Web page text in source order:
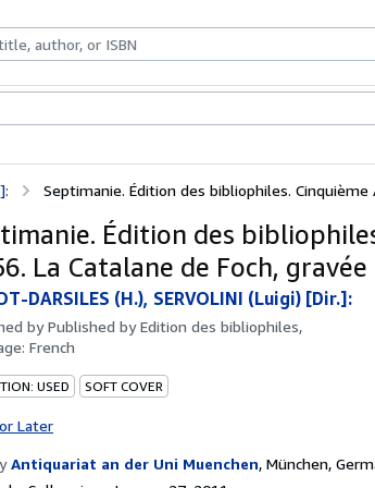
Septimanie. Édition des bibliophiles. Cinquième
Édition des
La Catalane de Foch,
DARSILES (H.), SERVOLINI (Luigi) [Dir.]:
byPublished by Edition des bibliophiles,
French
USED SOFT COVER
Later
Antiquariat an der Uni Muenchen, München,